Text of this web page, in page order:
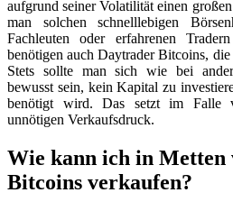
aufgrund seiner Volatilität einen
man solchen schnelllebigen
Fachleuten oder erfahrenen
benötigen auch Daytrader Bitcoins,
Stets sollte man sich wie bei
bewusst sein, kein Kapital zu
benötigt wird. Das setzt im Falle
unnötigen Verkaufsdruck.
Wie kann ich in
Bitcoins verkaufen?